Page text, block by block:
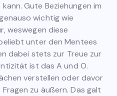
Gute Beziehungen im
wichtig wie
weswegen diese
unter den Mentees
dabei stets zur Treue zur
ist das A und O.
verstellen oder davor
zu äußern. Das galt